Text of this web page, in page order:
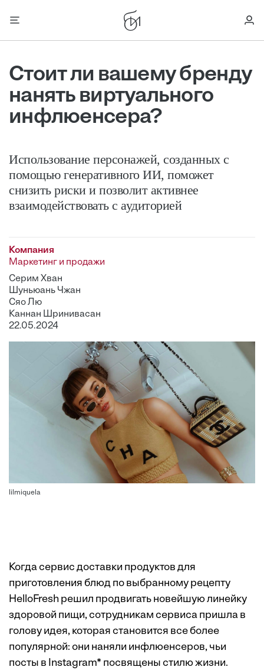
Стоит ли вашему бренду
нанять виртуального
инфлюенсера?
Использование персонажей, созданных с
помощью генеративного ИИ, поможет
снизить риски и позволит активнее
взаимодействовать с аудиторией
Компания
Маркетинг и продажи
Серим Хван
Шуньюань Чжан
Сяо Лю
Каннан Шринивасан
22.05.2024
lilmiquela
Когда сервис доставки продуктов для
приготовления блюд по выбранному рецепту
HelloFresh решил продвигать новейшую линейку
здоровой пищи, сотрудникам сервиса пришла в
голову идея, которая становится все более
популярной: они наняли инфлюенсеров, чьи
посты в Instagram* посвящены стилю жизни.